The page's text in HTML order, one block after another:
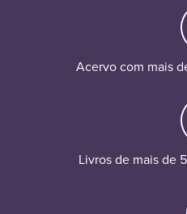
Acervo com mais
Livros de mais de